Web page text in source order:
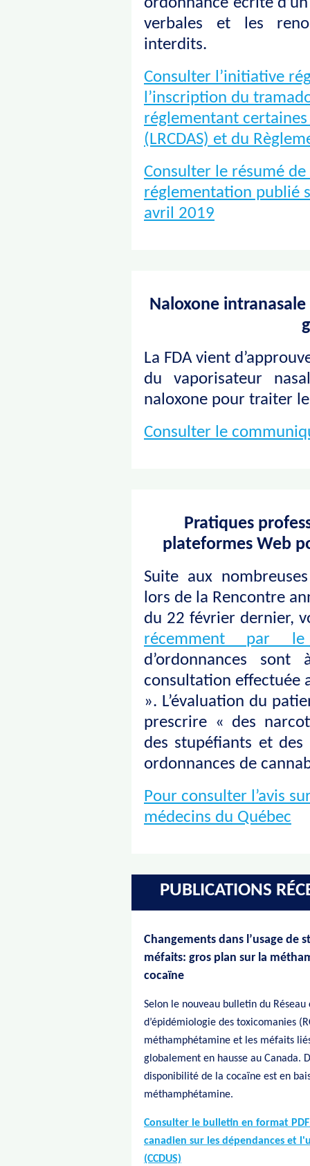
ordonnance écrite
verbales et les
interdits.
Consulter l’initiative
l’inscription du
réglementant
(LRCDAS) et du
Consulter le résumé de
réglementation publié
avril 2019
Naloxone
La FDA vient
du vaporisateur
naloxone pour traiter
Consulter le
Pratiques
plateformes Web
Suite aux
lors de la Rencontre
du 22 février dernier,
récemment par
d’ordonnances
consultation effectuée
». L’évaluation du
prescrire « des
des stupéfiants et des
ordonnances de
Pour consulter l’avis
médecins du Québec
PUBLICATIONS
Changements dans l’usage de
méfaits: gros plan sur la
cocaïne
Selon le nouveau bulletin du
d’épidémiologie des toxicomanies
méthamphétamine et les méfaits
globalement en hausse au Canada.
disponibilité de la cocaïne est en
méthamphétamine.
Consulter le bulletin en format
canadien sur les dépendances et
(CCDUS)